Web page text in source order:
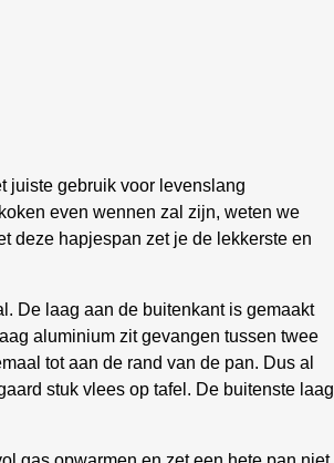
juiste gebruik voor levenslang
even wennen zal zijn, weten we
deze hapjespan zet je de lekkerste en
De laag aan de buitenkant is gemaakt
aluminium zit gevangen tussen twee
tot aan de rand van de pan. Dus al
stuk vlees op tafel. De buitenste laag